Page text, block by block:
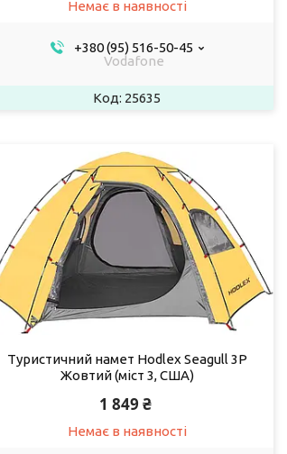
Немає в наявності
+380 (95) 516-50-45
Vodafone
25635
Туристичний намет Hodlex Seagull 3P
Жовтий (міст 3, США)
1 849 ₴
Немає в наявності